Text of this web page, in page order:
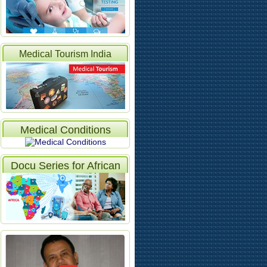
Medical Tourism India
Articles
Medical Conditions
Docu Series for African